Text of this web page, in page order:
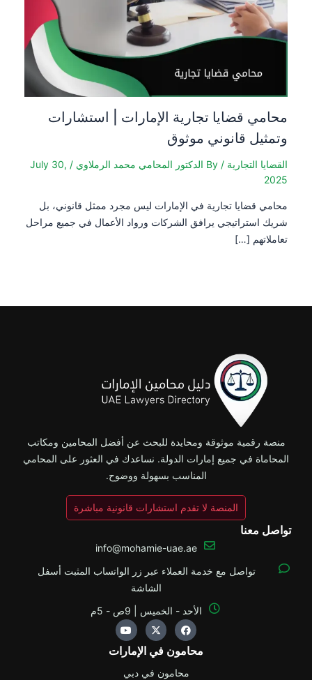
محامي قضايا تجارية الإمارات | استشارات
وتمثيل قانوني موثوق
القضايا التجارية / By الدكتور المحامي محمد الرملاوي /
July 30,
2025
محامي قضايا تجارية في الإمارات ليس مجرد ممثل قانوني، بل
شريك استراتيجي يرافق الشركات ورواد الأعمال في جميع مراحل
تعاملاتهم […]
منصة رقمية موثوقة ومحايدة للبحث عن أفضل المحامين ومكاتب
المحاماة في جميع إمارات الدولة. نساعدك في العثور على المحامي
المناسب بسهولة ووضوح.
المنصة لا تقدم استشارات قانونية مباشرة
محامون في الإمارات
محامون في دبي
تواصل معنا
info@mohamie-uae.ae
تواصل مع خدمة العملاء عبر زر الواتساب المثبت أسفل
الشاشة
الأحد - الخميس | 9ص - 5م
F
a
c
e
o
X
-
t
w
t
Y
o
u
t
b